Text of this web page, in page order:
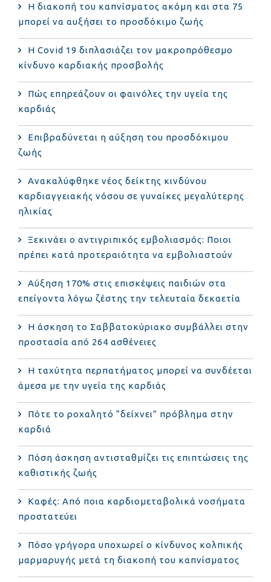
Η διακοπή του καπνίσματος ακόμη και στα 75
μπορεί να αυξήσει το προσδόκιμο ζωής
Η Covid 19 διπλασιάζει τον μακροπρόθεσμο
κίνδυνο καρδιακής προσβολής
Πώς επηρεάζουν οι φαινόλες την υγεία της
καρδιάς
Επιβραδύνεται η αύξηση του προσδόκιμου
ζωής
Ανακαλύφθηκε νέος δείκτης κινδύνου
καρδιαγγειακής νόσου σε γυναίκες μεγαλύτερης
ηλικίας
Ξεκινάει ο αντιγριπικός εμβολιασμός: Ποιοι
πρέπει κατά προτεραιότητα να εμβολιαστούν
Αύξηση 170% στις επισκέψεις παιδιών στα
επείγοντα λόγω ζέστης την τελευταία δεκαετία
Η άσκηση το Σαββατοκύριακο συμβάλλει στην
προστασία από 264 ασθένειες
Η ταχύτητα περπατήματος μπορεί να συνδέεται
άμεσα με την υγεία της καρδιάς
Πότε το ροχαλητό “δείχνει” πρόβλημα στην
καρδιά
Πόση άσκηση αντισταθμίζει τις επιπτώσεις της
καθιστικής ζωής
Καφές: Από ποια καρδιομεταβολικά νοσήματα
προστατεύει
Πόσο γρήγορα υποχωρεί ο κίνδυνος κολπικής
μαρμαρυγής μετά τη διακοπή του καπνίσματος